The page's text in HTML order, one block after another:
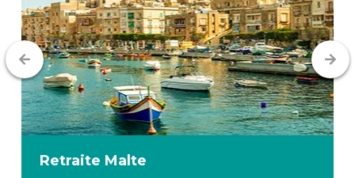
Retraite Malte